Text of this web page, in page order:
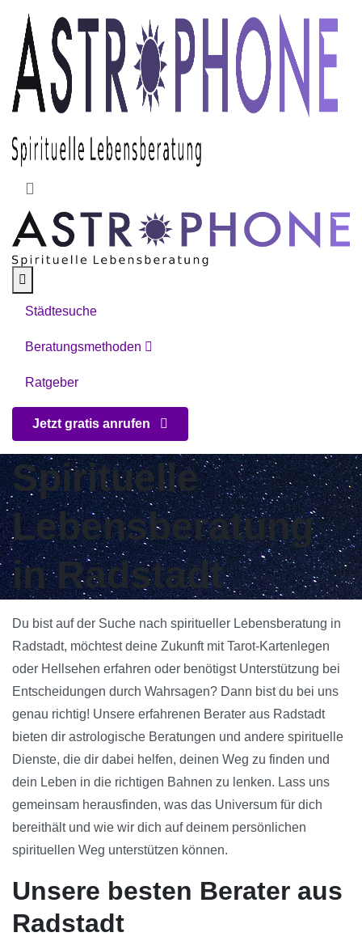
Skip to main content
Städtesuche
Beratungsmethoden
Ratgeber
Jetzt gratis anrufen
Spirituelle
Lebensberatung
in Radstadt
Du bist auf der Suche nach spiritueller Lebensberatung in
Radstadt, möchtest deine Zukunft mit Tarot-Kartenlegen
oder Hellsehen erfahren oder benötigst Unterstützung bei
Entscheidungen durch Wahrsagen? Dann bist du bei uns
genau richtig! Unsere erfahrenen Berater aus Radstadt
bieten dir astrologische Beratungen und andere spirituelle
Dienste, die dir dabei helfen, deinen Weg zu finden und
dein Leben in die richtigen Bahnen zu lenken. Lass uns
gemeinsam herausfinden, was das Universum für dich
bereithält und wie wir dich auf deinem persönlichen
spirituellen Weg unterstützen können.
Unsere besten Berater aus
Radstadt